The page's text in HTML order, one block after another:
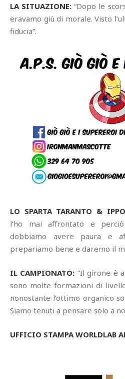
LA SITUAZIONE:“Dopo le
eravamo giù di morale. Visto
fiducia”.
LO SPARTA TARANTO &
l’ho mai affrontato e
dobbiamo avere paura e
prepariamo bene e daremo il
IL CAMPIONATO: “Il girone è
sono molte formazioni di
nonostante l’ottimo organico
Siamo tenuti a pensare solo a
UFFICIO STAMPA WORLDLAB